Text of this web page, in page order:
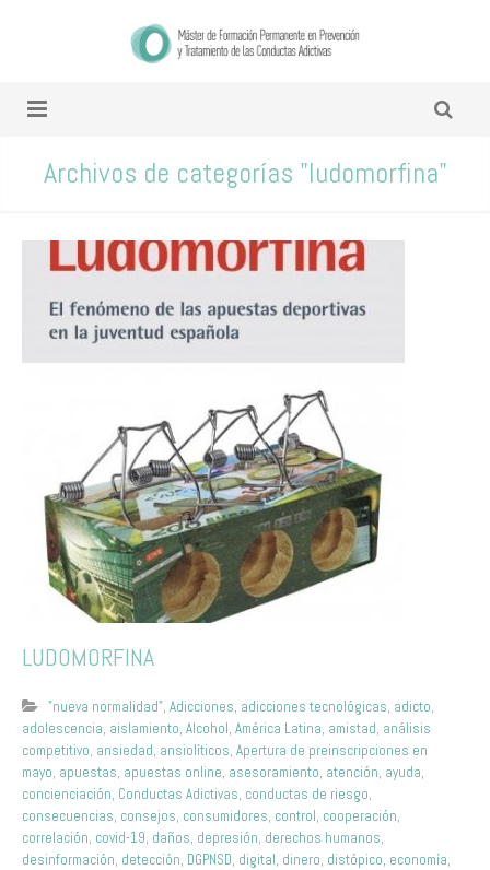
Archivos de categorías "ludomorfina"
LUDOMORFINA
"nueva normalidad", Adicciones, adicciones tecnológicas, adicto,
adolescencia, aislamiento, Alcohol, América Latina, amistad, análisis
competitivo, ansiedad, ansiolíticos, Apertura de preinscripciones en
mayo, apuestas, apuestas online, asesoramiento, atención, ayuda,
concienciación, Conductas Adictivas, conductas de riesgo,
consecuencias, consejos, consumidores, control, cooperación,
correlación, covid-19, daños, depresión, derechos humanos,
desinformación, detección, DGPNSD, digital, dinero, distópico, economía,